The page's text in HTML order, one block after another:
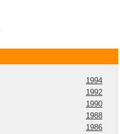
1994
1992
1990
1988
1986